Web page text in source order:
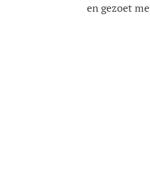
en gezoet